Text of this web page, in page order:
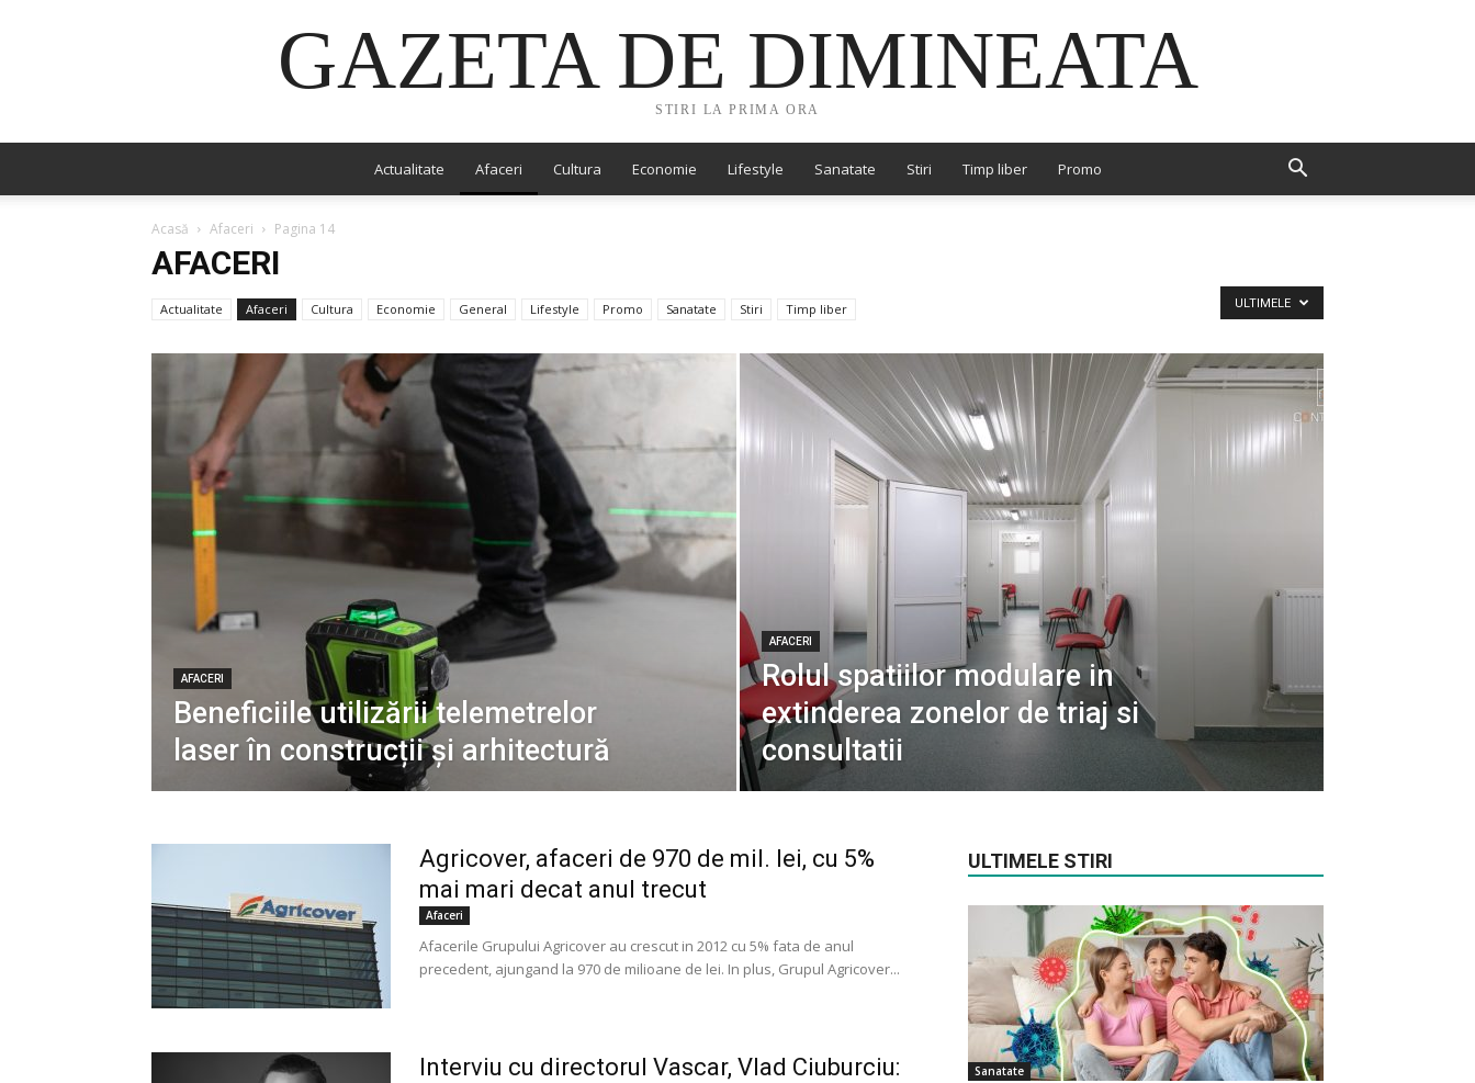
GAZETA DE DIMINEATA
STIRI LA PRIMA ORA
Actualitate Afaceri Cultura Economie Lifestyle Sanatate Stiri Timp liber Promo
Acasă Afaceri Pagina 14
AFACERI
Actualitate Afaceri Cultura Economie General Lifestyle Promo Sanatate Stiri Timp liber ULTIMELE
AFACERI
Beneficiile utilizării telemetrelor
laser în construcții și arhitectură
AFACERI
Rolul spatiilor modulare in
extinderea zonelor de triaj si
consultatii
Agricover, afaceri de 970 de mil. lei, cu 5%
mai mari decat anul trecut
Afaceri
Afacerile Grupului Agricover au crescut in 2012 cu 5% fata de anul
precedent, ajungand la 970 de milioane de lei. In plus, Grupul Agricover...
Interviu cu directorul Vascar, Vlad Ciuburciu:
ULTIMELE STIRI
Sanatate